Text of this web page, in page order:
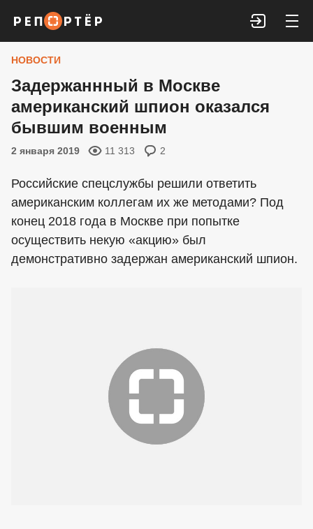
Войти
НОВОСТИ
Задержаннный в Москве
американский шпион оказался
бывшим военным
2 января 2019 11 313 2
Российские спецслужбы решили ответить
американским коллегам их же методами? Под
конец 2018 года в Москве при попытке
осуществить некую «акцию» был
демонстративно задержан американский шпион.